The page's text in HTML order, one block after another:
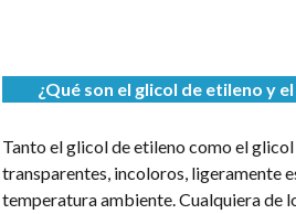
Matriz Premium
¿Qué son el glicol de etileno y
Tanto el glicol de etileno como el
transparentes, incoloros, ligeramente
temperatura ambiente. Cualquiera de